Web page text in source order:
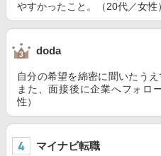
やすかったこと。（20代／女性）
doda
自分の希望を綿密に聞いたう
また、面接後に企業へフォロ
性）
マイナビ転職